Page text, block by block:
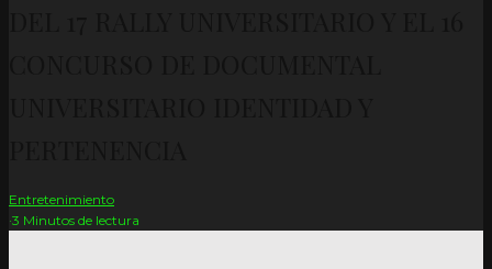
Entretenimiento
·3 Minutos de lectura